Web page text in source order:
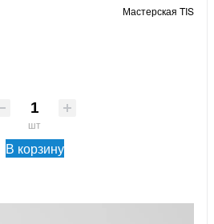
Мастерская TIS
шт
В корзину